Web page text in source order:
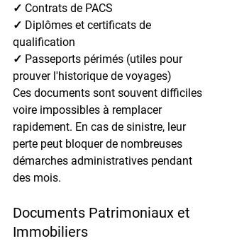
✓ Contrats de PACS
✓ Diplômes et certificats de
qualification
✓ Passeports périmés (utiles pour
prouver l'historique de voyages)
Ces documents sont souvent difficiles
voire impossibles à remplacer
rapidement. En cas de sinistre, leur
perte peut bloquer de nombreuses
démarches administratives pendant
des mois.
Documents Patrimoniaux et
Immobiliers